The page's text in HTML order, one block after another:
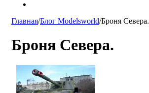
Главная/Блог Modelsworld/Броня Севера.
Броня Севера.